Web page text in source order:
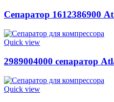
Сепаратор 1612386900
Quick view
2989004000 сепаратор
Quick view